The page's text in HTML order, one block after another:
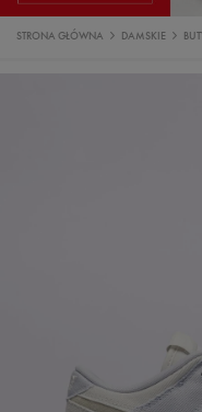
STRONA GŁÓWNA DAMSKIE